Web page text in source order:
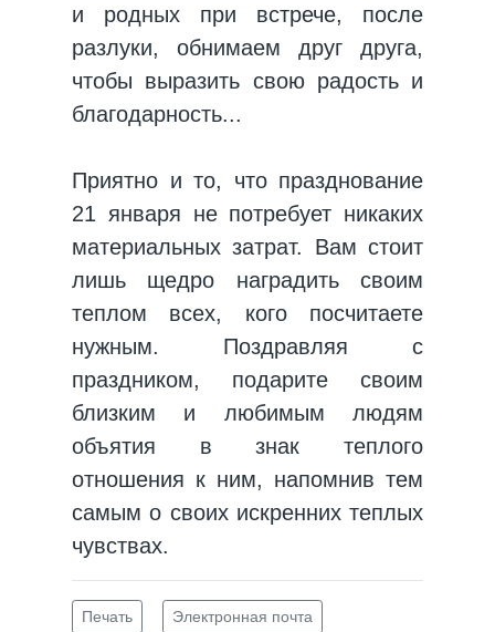
и родных при встрече, после
разлуки, обнимаем друг друга,
чтобы выразить свою радость и
благодарность...
Приятно и то, что празднование
21 января не потребует никаких
материальных затрат. Вам стоит
лишь щедро наградить своим
теплом всех, кого посчитаете
нужным. Поздравляя с
праздником, подарите своим
близким и любимым людям
объятия в знак теплого
отношения к ним, напомнив тем
самым о своих искренних теплых
чувствах.
Печать Электронная почта